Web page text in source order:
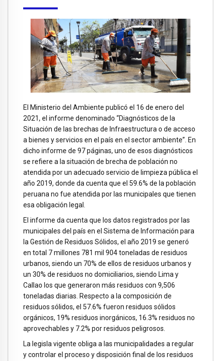
El Ministerio del Ambiente publicó el 16 de enero del
2021, el informe denominado “Diagnósticos de la
Situación de las brechas de Infraestructura o de acceso
a bienes y servicios en el país en el sector ambiente”. En
dicho informe de 97 páginas, uno de esos diagnósticos
se refiere a la situación de brecha de población no
atendida por un adecuado servicio de limpieza pública el
año 2019, donde da cuenta que el 59.6% de la población
peruana no fue atendida por las municipales que tienen
esa obligación legal.
El informe da cuenta que los datos registrados por las
municipales del país en el Sistema de Información para
la Gestión de Residuos Sólidos, el año 2019 se generó
en total 7 millones 781 mil 904 toneladas de residuos
urbanos, siendo un 70% de ellos de residuos urbanos y
un 30% de residuos no domiciliarios, siendo Lima y
Callao los que generaron más residuos con 9,506
toneladas diarias. Respecto a la composición de
residuos sólidos, el 57.6% fueron residuos sólidos
orgánicos, 19% residuos inorgánicos, 16.3% residuos no
aprovechables y 7.2% por residuos peligrosos.
La legisla vigente obliga a las municipalidades a regular
y controlar el proceso y disposición final de los residuos